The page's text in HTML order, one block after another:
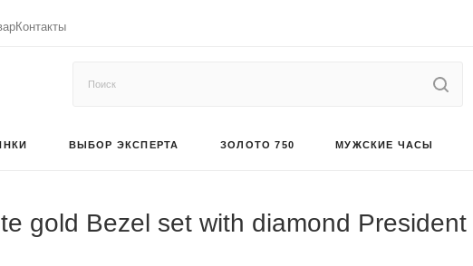
Контакты
ВЫБОР ЭКСПЕРТА ЗОЛОТО 750 МУЖСКИЕ ЧАСЫ
gold Bezel set with diamond